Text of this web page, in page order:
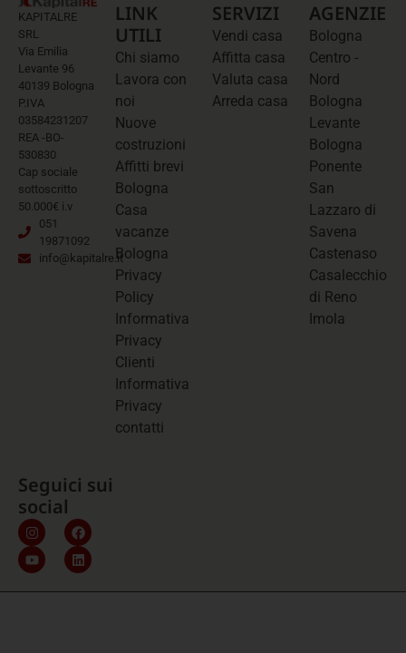
KAPITALRE
SRL
Via Emilia
Levante 96
40139 Bologna
P.IVA
03584231207
REA -BO-
530830
Cap sociale
sottoscritto
50.000€ i.v
051
19871092
info@kapitalre.it
LINK
UTILI
Chi siamo
Lavora con
noi
Nuove
costruzioni
Affitti brevi
Bologna
Casa
vacanze
Bologna
Privacy
Policy
Informativa
Privacy
Clienti
Informativa
Privacy
contatti
SERVIZI
Vendi casa
Affitta casa
Valuta casa
Arreda casa
AGENZIE
Bologna
Centro -
Nord
Bologna
Levante
Bologna
Ponente
San
Lazzaro di
Savena
Castenaso
Casalecchio
di Reno
Imola
Seguici sui
social